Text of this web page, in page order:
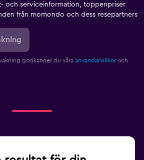
och serviceinformation, toppenpriser
från momondo och dess resepartners
godkänner du våra användarvillkor och